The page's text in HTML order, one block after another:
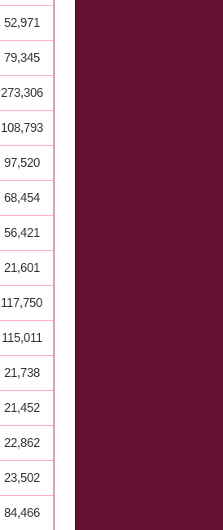
52,971
79,345
273,306
108,793
97,520
68,454
56,421
21,601
117,750
115,011
21,738
21,452
22,862
23,502
84,466